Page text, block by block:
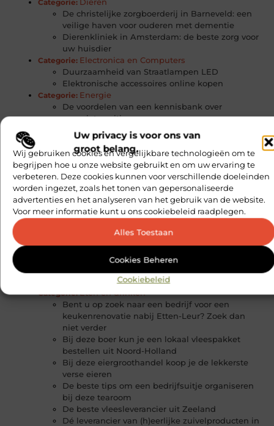
Uw privacy is voor ons van
groot belang.
Wij gebruiken cookies en vergelijkbare technologieën om te
begrijpen hoe u onze website gebruikt en om uw ervaring te
verbeteren. Deze cookies kunnen voor verschillende doeleinden
worden ingezet, zoals het tonen van gepersonaliseerde
advertenties en het analyseren van het gebruik van de website.
Voor meer informatie kunt u ons cookiebeleid raadplegen.
Alles Toestaan
Cookies Beheren
Cookiebeleid
Categorie:
De christelijke zorgboerderij in Barneveld: een
veilige haven voor ouderen met dementie
Dierenkliniek in Amsterdam: de beste zorg voor
uw huisdier
Categorie: Electronica en Computers
Duurzaamheid van Straatlampen LED
Elektronische accessoires online kopen
Categorie: Energie
De voordelen van een kennisbank over
energietransitie
Duurzaamheid en verantwoordelijkheid in
elektronica recycling
Geen stroom? Geen paniek! Elektricien Arnhem
026 staan voor je klaar
Categorie: Entertainment
Altijd een succesvol evenement dankzij
tentenverhuur door deze expert uit regio
Veenendaal
Tent huren voor een onvergetelijk feest
U koopt hier wind-up statieven voor een
Vind de beste pooltafel nieuw of tweedehands
Categorie: Eten en drinken
Bent u op zoek naar een bedrijf voor een
keukenrenovatie nabij Etten-Leur? Zoek dan
niet verder
Bij deze boer kun je een lokaal vleespakket
bestellen uit Noord-Holland
Bij deze eiergroothandel koop je de lekkerste
verse eieren
De beste tips om een bedrijfsuitje organiseren
bij deze tearoom
De beste vleesleverancier uit Zeeland
Dé leverancier van (h)eerlijke zuivelproducten in